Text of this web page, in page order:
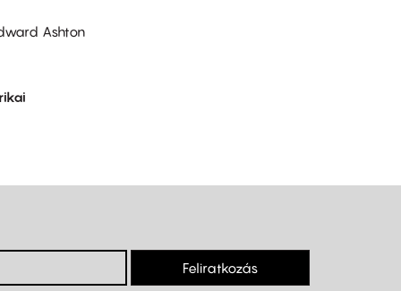
Ashton
Feliratkozás